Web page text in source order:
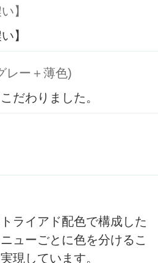
】
】
レー＋薄色)
だわりました。
ライアド配色で構成した
ューごとに色を分けるこ
現しています。